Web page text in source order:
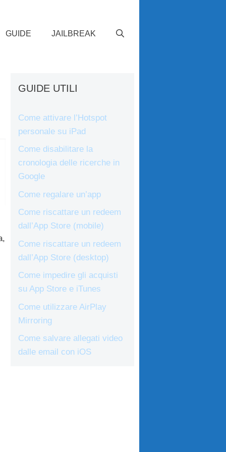
GUIDE JAILBREAK
GUIDE UTILI
Come attivare l’Hotspot
personale su iPad
Come disabilitare la
cronologia delle ricerche in
Google
Come regalare un’app
Come riscattare un redeem
dall’App Store (mobile)
Come riscattare un redeem
dall’App Store (desktop)
Come impedire gli acquisti
su App Store e iTunes
Come utilizzare AirPlay
Mirroring
Come salvare allegati video
dalle email con iOS